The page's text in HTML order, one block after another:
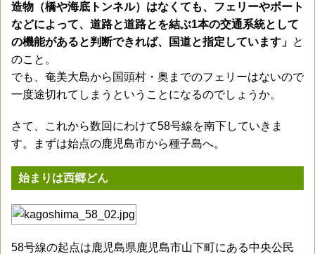
造物（橋や海底トンネル）はなくても、フェリーやボート
などによって、道路と道路とを結ぶ1本の交通系統として
の機能があると判断できれば、国道と指定しています」 と
のこと。
でも、奄美大島から国頭村・奥までのフェリーはないので
一度途切れてしまうということになるのでしょうか。
さて、これから数回にわけて58号線を南下していきま
す。まずは始点の鹿児島市から種子島へ。
始まりは西郷どん
58号線の起点は鹿児島県鹿児島市山下町にある中央公民